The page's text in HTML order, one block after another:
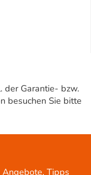
der Garantie- bzw.
besuchen Sie bitte
Tipps